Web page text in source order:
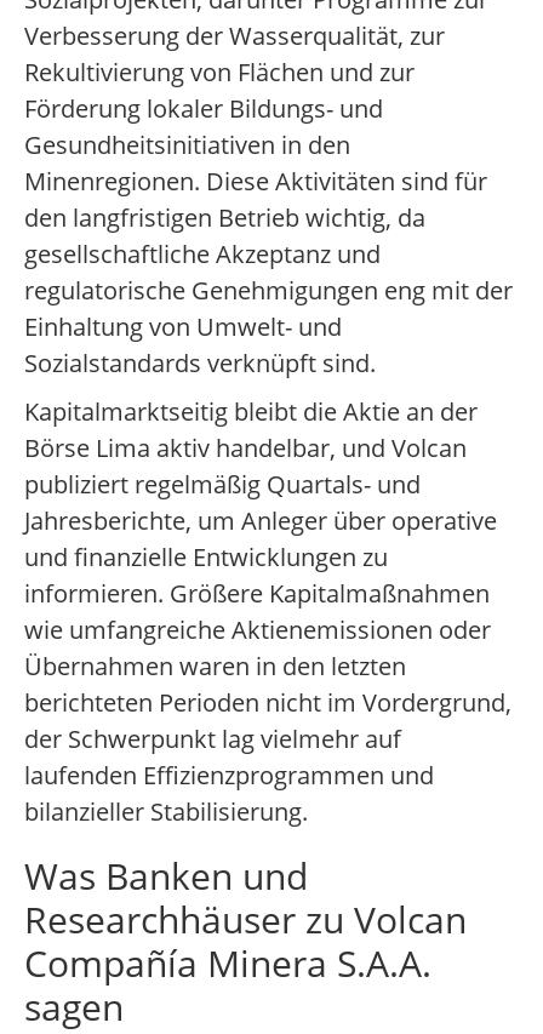
Verbesserung der Wasserqualität, zur
Rekultivierung von Flächen und zur
Förderung lokaler Bildungs- und
Gesundheitsinitiativen in den
Minenregionen. Diese Aktivitäten sind für
den langfristigen Betrieb wichtig, da
gesellschaftliche Akzeptanz und
regulatorische Genehmigungen eng mit der
Einhaltung von Umwelt- und
Sozialstandards verknüpft sind.
Kapitalmarktseitig bleibt die Aktie an der
Börse Lima aktiv handelbar, und Volcan
publiziert regelmäßig Quartals- und
Jahresberichte, um Anleger über operative
und finanzielle Entwicklungen zu
informieren. Größere Kapitalmaßnahmen
wie umfangreiche Aktienemissionen oder
Übernahmen waren in den letzten
berichteten Perioden nicht im Vordergrund,
der Schwerpunkt lag vielmehr auf
laufenden Effizienzprogrammen und
bilanzieller Stabilisierung.
Was Banken und
Researchhäuser zu Volcan
Compañía Minera S.A.A.
sagen